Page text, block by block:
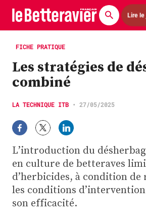
Lire le
Actualités
Économie
Agronomie
Matériels
La technique ITB
Pommes de terre
Guides pratiques
Chasse
FICHE PRATIQUE
Les stratégies de
combiné
LA TECHNIQUE ITB • 27/05/2025
L’introduction du
en culture de betteraves
d’herbicides, à condition de
les conditions
son efficacité.